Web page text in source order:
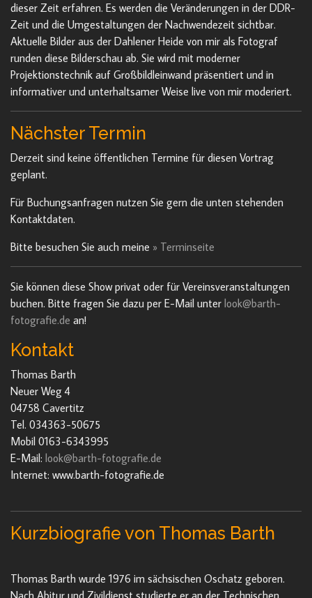
dieser Zeit erfahren. Es werden die Veränderungen in der DDR-
Zeit und die Umgestaltungen der Nachwendezeit sichtbar.
Aktuelle Bilder aus der Dahlener Heide von mir als Fotograf
runden diese Bilderschau ab. Sie wird mit moderner
Projektionstechnik auf Großbildleinwand präsentiert und in
informativer und unterhaltsamer Weise live von mir moderiert.
Nächster Termin
Derzeit sind keine öffentlichen Termine für diesen Vortrag
geplant.
Für Buchungsanfragen nutzen Sie gern die unten stehenden
Kontaktdaten.
Bitte besuchen Sie auch meine » Terminseite
Sie können diese Show privat oder für Vereinsveranstaltungen
buchen. Bitte fragen Sie dazu per E-Mail unter look@barth-
fotografie.de an!
Kontakt
Thomas Barth
Neuer Weg 4
04758 Cavertitz
Tel. 034363-50675
Mobil 0163-6343995
E-Mail: look@barth-fotografie.de
Internet: www.barth-fotografie.de
Kurzbiografie von Thomas Barth
Thomas Barth wurde 1976 im sächsischen Oschatz geboren.
Nach Abitur und Zivildienst studierte er an der Technischen